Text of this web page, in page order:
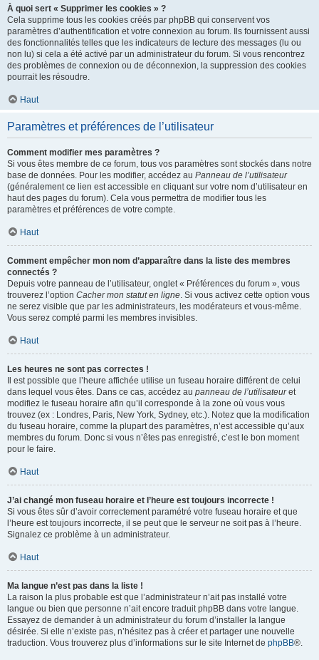
À quoi sert « Supprimer les cookies » ?
Cela supprime tous les cookies créés par phpBB qui conservent vos
paramètres d’authentification et votre connexion au forum. Ils fournissent aussi
des fonctionnalités telles que les indicateurs de lecture des messages (lu ou
non lu) si cela a été activé par un administrateur du forum. Si vous rencontrez
des problèmes de connexion ou de déconnexion, la suppression des cookies
pourrait les résoudre.
Haut
Paramètres et préférences de l’utilisateur
Comment modifier mes paramètres ?
Si vous êtes membre de ce forum, tous vos paramètres sont stockés dans notre
base de données. Pour les modifier, accédez au Panneau de l’utilisateur
(généralement ce lien est accessible en cliquant sur votre nom d’utilisateur en
haut des pages du forum). Cela vous permettra de modifier tous les
paramètres et préférences de votre compte.
Haut
Comment empêcher mon nom d’apparaître dans la liste des membres
connectés ?
Depuis votre panneau de l’utilisateur, onglet « Préférences du forum », vous
trouverez l’option Cacher mon statut en ligne. Si vous activez cette option vous
ne serez visible que par les administrateurs, les modérateurs et vous-même.
Vous serez compté parmi les membres invisibles.
Haut
Les heures ne sont pas correctes !
Il est possible que l’heure affichée utilise un fuseau horaire différent de celui
dans lequel vous êtes. Dans ce cas, accédez au panneau de l’utilisateuret
modifiez le fuseau horaire afin qu’il corresponde à la zone où vous vous
trouvez (ex : Londres, Paris, New York, Sydney, etc.). Notez que la modification
du fuseau horaire, comme la plupart des paramètres, n’est accessible qu’aux
membres du forum. Donc si vous n’êtes pas enregistré, c’est le bon moment
pour le faire.
Haut
J’ai changé mon fuseau horaire et l’heure est toujours incorrecte !
Si vous êtes sûr d’avoir correctement paramétré votre fuseau horaire et que
l’heure est toujours incorrecte, il se peut que le serveur ne soit pas à l’heure.
Signalez ce problème à un administrateur.
Haut
Ma langue n’est pas dans la liste !
La raison la plus probable est que l’administrateur n’ait pas installé votre
langue ou bien que personne n’ait encore traduit phpBB dans votre langue.
Essayez de demander à un administrateur du forum d’installer la langue
désirée. Si elle n’existe pas, n’hésitez pas à créer et partager une nouvelle
traduction. Vous trouverez plus d’informations sur le site Internet de phpBB®.